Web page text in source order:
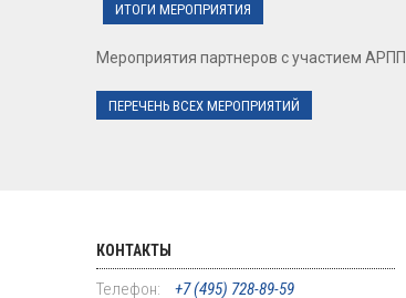
ИТОГИ МЕРОПРИЯТИЯ
Мероприятия партнеров с участием АРПП
ПЕРЕЧЕНЬ ВСЕХ МЕРОПРИЯТИЙ
КОНТАКТЫ
Телефон: +7 (495) 728-89-59